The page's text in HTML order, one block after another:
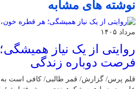
نوشته های مشابه
مرداد ۱۴۰۵
روایتی از یک نیاز
فرصت دوباره زندگی
قلم پرس/ گزارش/ قمر طالبی/ کافی است به